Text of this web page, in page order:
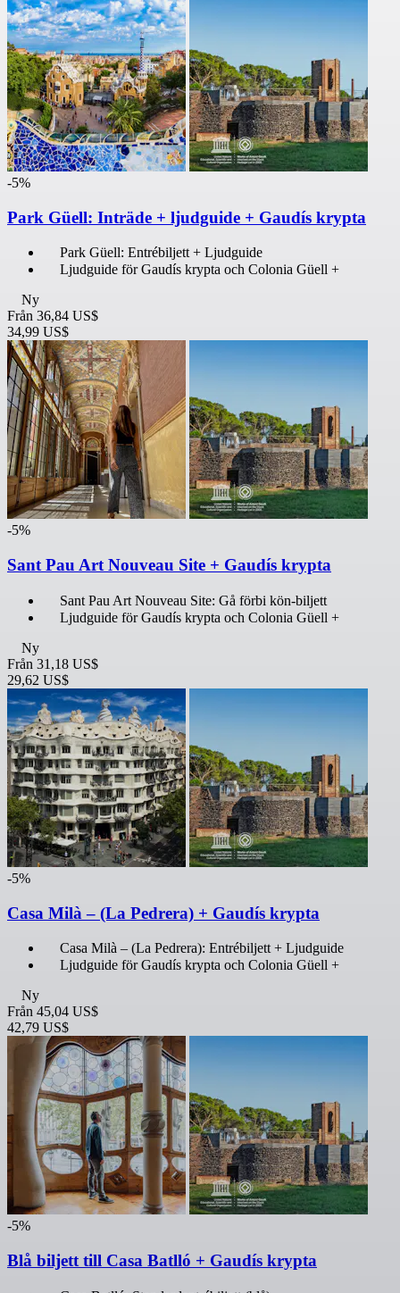
-5%
Park Güell: Inträde + ljudguide + Gaudís krypta
Park Güell: Entrébiljett + Ljudguide
Ljudguide för Gaudís krypta och Colonia Güell +
Ny
Från 36,84 US$
34,99 US$
-5%
Sant Pau Art Nouveau Site + Gaudís krypta
Sant Pau Art Nouveau Site: Gå förbi kön-biljett
Ljudguide för Gaudís krypta och Colonia Güell +
Ny
Från 31,18 US$
29,62 US$
-5%
Casa Milà – (La Pedrera) + Gaudís krypta
Casa Milà – (La Pedrera): Entrébiljett + Ljudguide
Ljudguide för Gaudís krypta och Colonia Güell +
Ny
Från 45,04 US$
42,79 US$
-5%
Blå biljett till Casa Batlló + Gaudís krypta